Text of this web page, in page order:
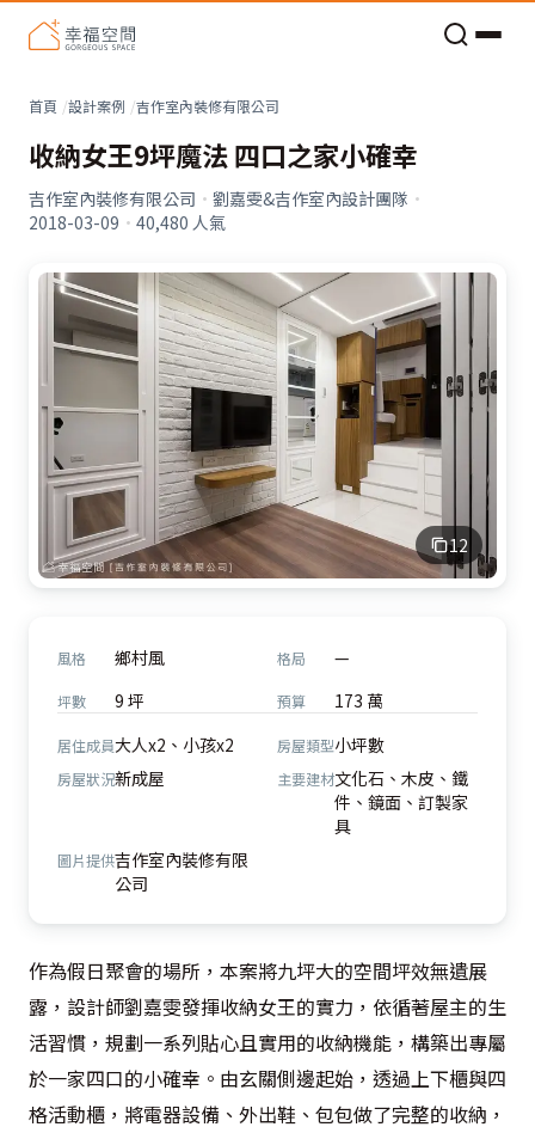
首頁 設計案例 吉作室內裝修有限公司
收納女王9坪魔法 四口之家小確幸
吉作室內裝修有限公司 · 劉嘉雯&吉作室內設計團隊 ·
2018-03-09 · 40,480 人氣
12
風格 鄉村風 格局 —
坪數 9 坪 預算 173 萬
居住成員大人x2、小孩x2 房屋類型小坪數
房屋狀況新成屋 主要建材文化石、木皮、鐵
件、鏡面、訂製家
具
圖片提供吉作室內裝修有限
公司
作為假日聚會的場所，本案將九坪大的空間坪效無遺展
露，設計師劉嘉雯發揮收納女王的實力，依循著屋主的生
活習慣，規劃一系列貼心且實用的收納機能，構築出專屬
於一家四口的小確幸。由玄關側邊起始，透過上下櫃與四
格活動櫃，將電器設備、外出鞋、包包做了完整的收納，